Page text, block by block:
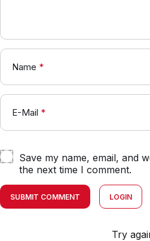
Name *
E-Mail *
Save my name, email, and
the next time I comment.
SUBMIT COMMENT LOGIN
Try